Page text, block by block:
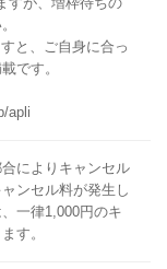
と、ご自身に合っ
です。
apli
によりキャンセル
ンセル料が発生し
一律1,000円のキ
す。